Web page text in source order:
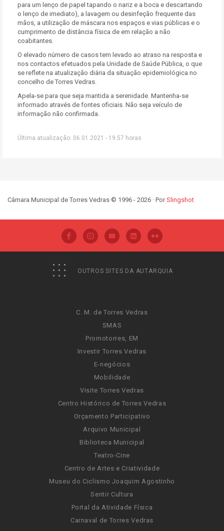
para um lenço de papel tapando o nariz e a boca e descartando
o lenço de imediato), a lavagem ou desinfeção frequente das
mãos, a utilização de máscara nos espaços e vias públicas e o
cumprimento de distância física de em relação a não
coabitantes.
O elevado número de casos tem levado ao atraso na resposta e
nos contactos efetuados pela Unidade de Saúde Pública, o que
se reflete na atualização diária da situação epidemiológica no
concelho de Torres Vedras.
Apela-se para que seja mantida a serenidade. Mantenha-se
informado através de fontes oficiais. Não seja veículo de
informação não confirmada.
Última atualização: 06.01.2021 - 19:57 horas
Câmara Municipal de Torres Vedras © 1996 - 2026 · PorSlingshot
OUTROS SITES DA AUTARQUIA
C. M. de Torres Vedras
SMAS
Promotorres, EM
Investir Torres Vedras
E-negócios
Mobilidade
Visite Torres Vedras
Centro Histórico de Torres Vedras
Orçamento Participativo
Arquivo Municipal
Biblioteca Municipal
Teatro-Cine
Centro de Artes e Criatividade
Museu do Ciclismo Joaquim Agostinho
Sentir Cultura
Portal da Atividade Física
Carnaval de Torres Vedras